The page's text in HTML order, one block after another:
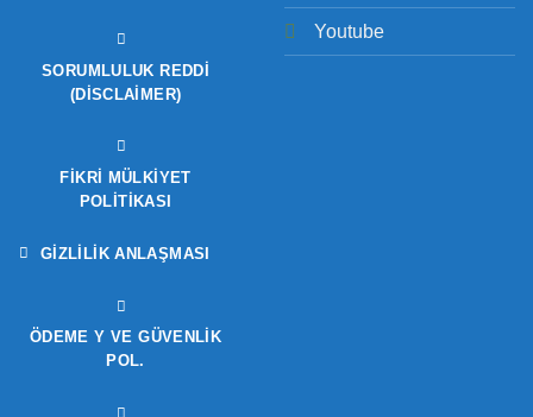
SORUMLULUK REDDI
(DISCLAIMER)
FIKRI MÜLKIYET
POLITIKASI
GIZLILIK ANLAŞMASI
ÖDEME Y VE GÜVENLIK
POL.
Youtube